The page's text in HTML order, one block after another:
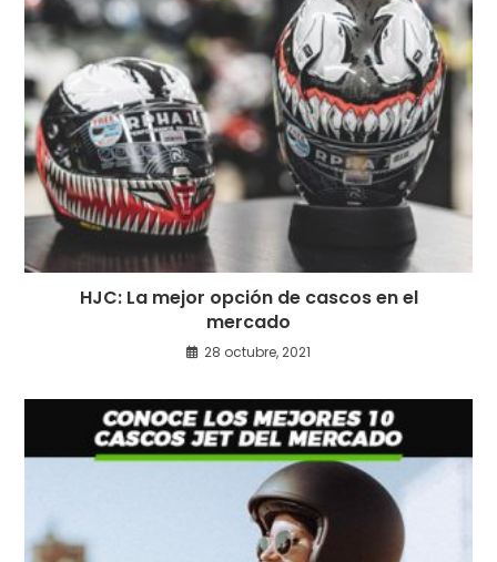
HJC: La mejor opción de cascos en el
mercado
28 octubre, 2021